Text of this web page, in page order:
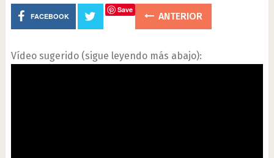
FACEBOOK
Save
ANTERIOR
Vídeo sugerido (sigue leyendo más abajo):